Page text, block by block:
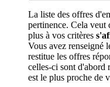
La liste des offres
pertinence. Cela veut
plus à vos critères
Vous avez renseigné
restitue les offres
celles-ci sont d'abord
est le plus proche de